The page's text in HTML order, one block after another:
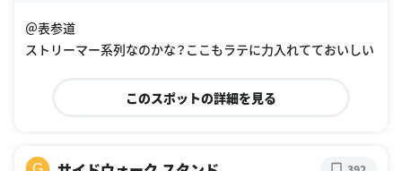
＠表参道
ストリーマー系列なのかな？ここもラテに力入れてておいしい
このスポットの詳細を見る